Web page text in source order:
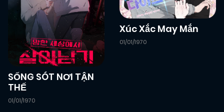
SỐNG SÓT NƠI TẬN
THẾ
01/01/1970
Xúc Xắc May Mắn
01/01/1970